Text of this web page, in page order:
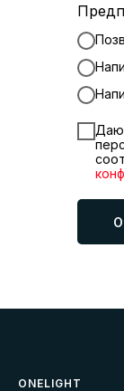
Даю
ONELIGHT